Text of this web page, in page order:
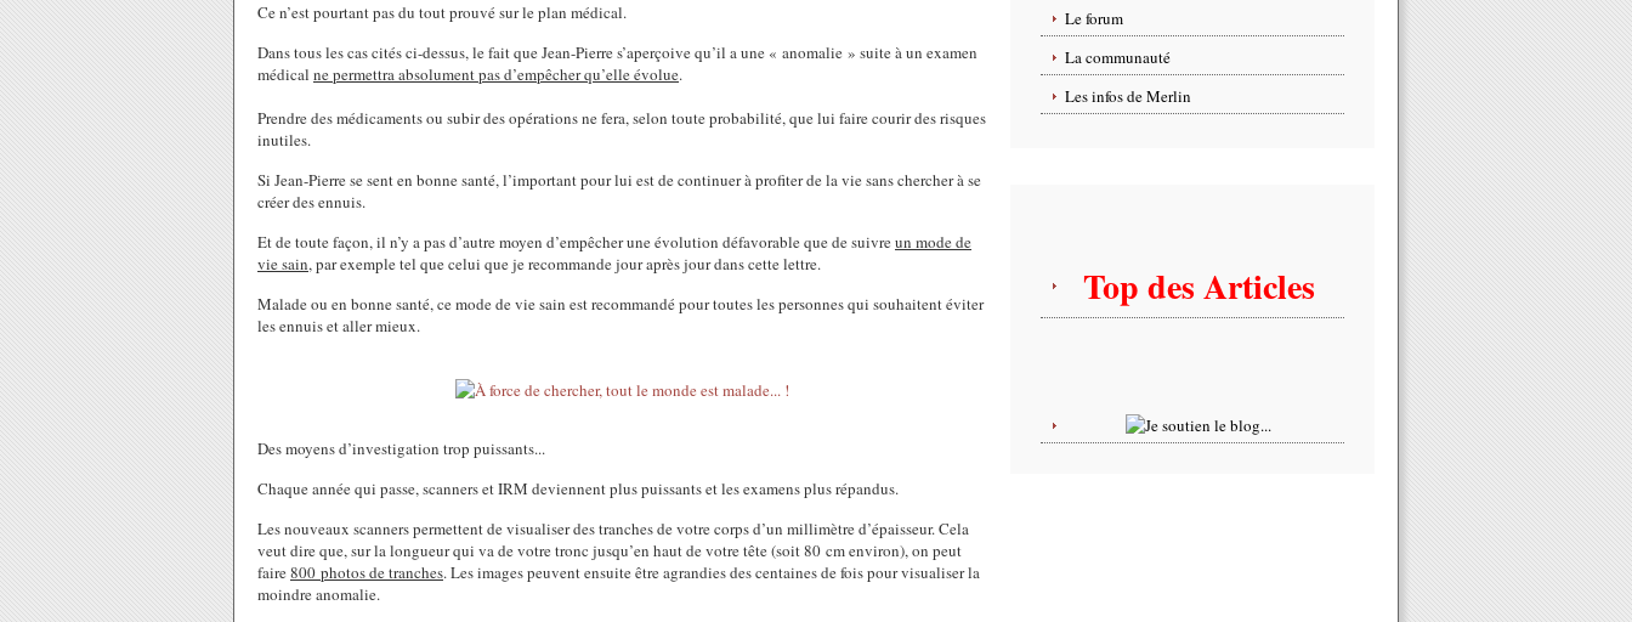
Ce n’est pourtant pas du tout prouvé sur le plan médical.
Dans tous les cas cités ci-dessus, le fait que Jean-Pierre s’aperçoive qu’il a une « anomalie » suite à un examen
médical ne permettra absolument pas d’empêcher qu’elle évolue.
Prendre des médicaments ou subir des opérations ne fera, selon toute probabilité, que lui faire courir des risques
inutiles.
Si Jean-Pierre se sent en bonne santé, l’important pour lui est de continuer à profiter de la vie sans chercher à se
créer des ennuis.
Et de toute façon, il n’y a pas d’autre moyen d’empêcher une évolution défavorable que de suivreun mode de
vie sain, par exemple tel que celui que je recommande jour après jour dans cette lettre.
Malade ou en bonne santé, ce mode de vie sain est recommandé pour toutes les personnes qui souhaitent éviter
les ennuis et aller mieux.
Des moyens d’investigation trop puissants...
Chaque année qui passe, scanners et IRM deviennent plus puissants et les examens plus répandus.
Les nouveaux scanners permettent de visualiser des tranches de votre corps d’un millimètre d’épaisseur. Cela
veut dire que, sur la longueur qui va de votre tronc jusqu’en haut de votre tête (soit 80 cm environ), on peut
faire800 photos de tranches. Les images peuvent ensuite être agrandies des centaines de fois pour visualiser la
moindre anomalie.
Le forum
La communauté
Les infos de Merlin
Top des Articles